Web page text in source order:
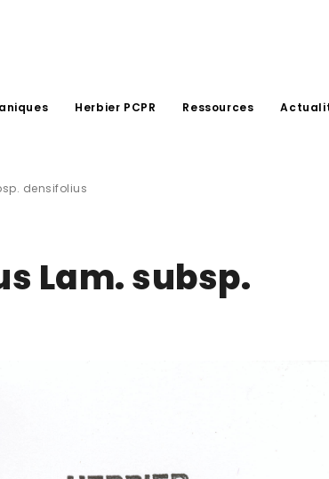
Herbier PCPR Ressources
densifolius
Lam. subsp.